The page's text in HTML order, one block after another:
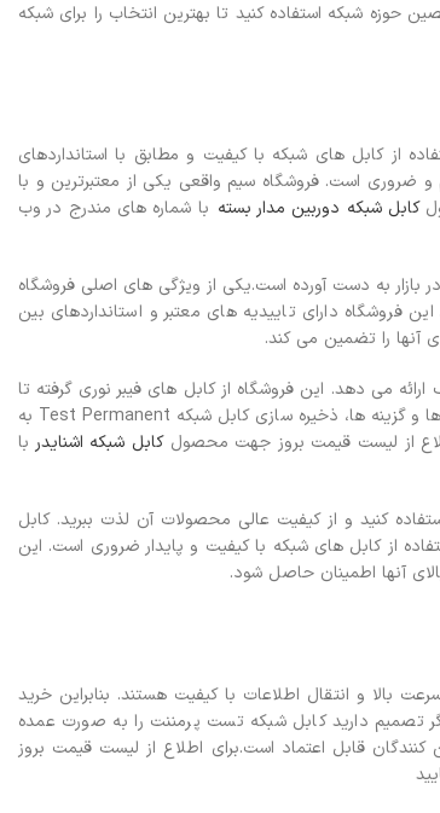
شبکه استفاده کنید تا بهترین انتخاب را برای شبکه
از کابل های شبکه با کیفیت و مطابق با استانداردهای
است. فروشگاه سیم واقعی یکی از معتبرترین و با
کابل شبکه دوربین مدار بسته با شماره های مندرج در وب
بازار به دست آورده است.یکی از ویژگی های اصلی فروشگاه
دارای تاییدیه های معتبر و استانداردهای بین
آنها را تضمین می کند.
می دهد. این فروشگاه از کابل های فیبر نوری گرفته تا
کابل های مسی توانسته است نیازهای مختلف مشتریان خود را برطرف کند با در نظر گرفتن تمامی این ویژگی ها و گزینه ها، ذخیره سازی کابل شبکه Test Permanent به
از لیست قیمت بروز جهت محصول کابل شبکه اشنایدر با
کنید و از کیفیت عالی محصولات آن لذت ببرید. کابل
از کابل های شبکه با کیفیت و پایدار ضروری است. این
آنها اطمینان حاصل شود.
بالا و انتقال اطلاعات با کیفیت هستند. بنابراین خرید
تصمیم دارید کابل شبکه تست پرمننت را به صورت عمده
کنندگان قابل اعتماد است.برای اطلاع از لیست قیمت بروز